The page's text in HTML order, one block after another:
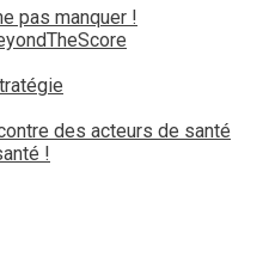
pas manquer !
des acteurs de santé
!